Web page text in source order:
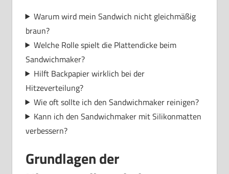
Warum wird mein Sandwich nicht gleichmäßig
braun?
Welche Rolle spielt die Plattendicke beim
Sandwichmaker?
Hilft Backpapier wirklich bei der
Hitzeverteilung?
Wie oft sollte ich den Sandwichmaker reinigen?
Kann ich den Sandwichmaker mit Silikonmatten
verbessern?
Grundlagen der